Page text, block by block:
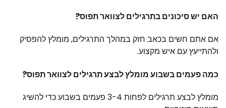
האם יש סיכונים בתרגילים לצוואר תפוס?
אם אתם חשים בכאב חזק במהלך התרגילים, מומלץ להפסיק
ולהתייעץ עם איש מקצוע.
כמה פעמים בשבוע מומלץ לבצע תרגילים לצוואר תפוס?
מומלץ לבצע תרגילים לפחות 3-4 פעמים בשבוע כדי להשיג